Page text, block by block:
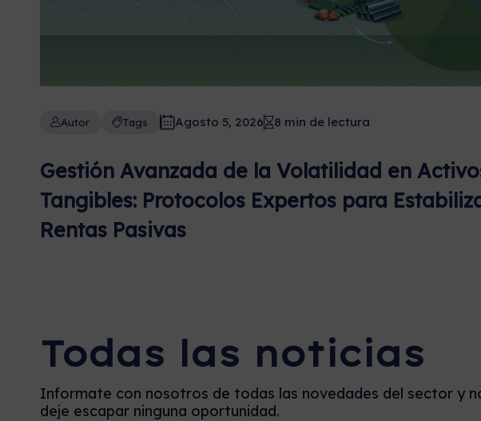
Autor Tags Agosto 5, 2026 8 min de lectura
Gestión Avanzada de la Volatilidad en
Tangibles: Protocolos Expertos para
Rentas Pasivas
Todas las noticias
Informate con nosotros de todas las novedades del sector y
deje escapar ninguna oportunidad.